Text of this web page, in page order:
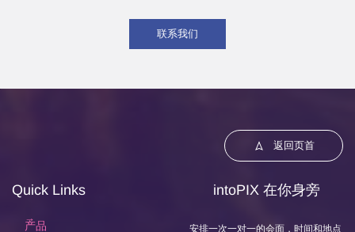
联系我们
返回页首
Quick Links
产品
intoPIX 在你身旁
安排一次一对一的会面，时间和地点